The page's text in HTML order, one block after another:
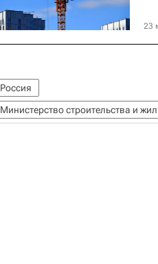
23
Россия
Министерство строительства и